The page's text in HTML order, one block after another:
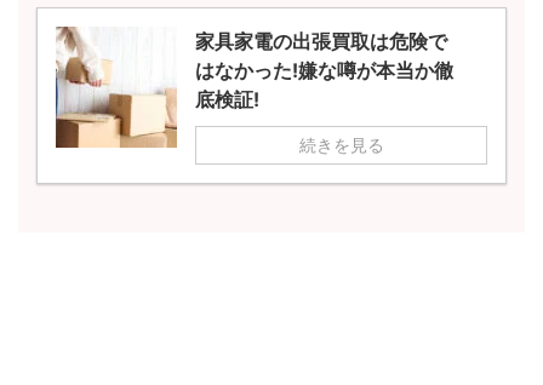
家具家電の出張買取は危険で
はなかった!嫌な噂が本当か徹
底検証!
続きを見る